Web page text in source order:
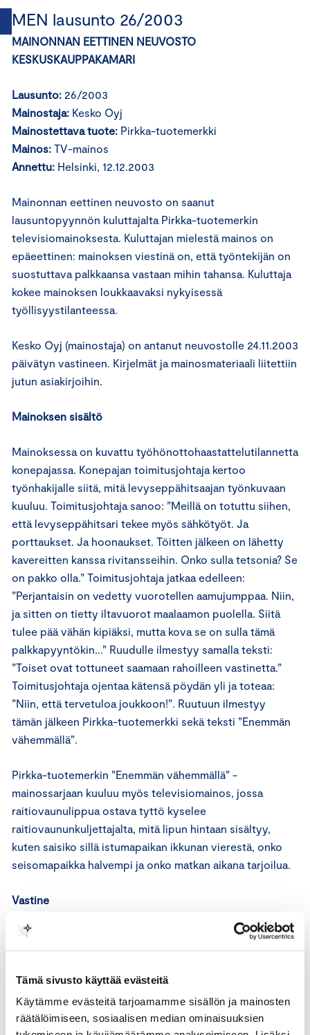
Tämä sivusto käyttää evästeitä
Käytämme evästeitä tarjoamamme sisällön ja mainosten
räätälöimiseen, sosiaalisen median ominaisuuksien
MEN lausunto 26/2003
MAINONNAN EETTINEN NEUVOSTO
KESKUSKAUPPAKAMARI
Lausunto: 26/2003
Mainostaja: Kesko Oyj
Mainostettava tuote: Pirkka-tuotemerkki
Mainos: TV-mainos
Annettu: Helsinki, 12.12.2003
Mainonnan eettinen neuvosto on saanut
lausuntopyynnön kuluttajalta Pirkka-tuotemerkin
televisiomainoksesta. Kuluttajan mielestä mainos on
epäeettinen: mainoksen viestinä on, että työntekijän on
suostuttava palkkaansa vastaan mihin tahansa. Kuluttaja
kokee mainoksen loukkaavaksi nykyisessä
työllisyystilanteessa.
Kesko Oyj (mainostaja) on antanut neuvostolle 24.11.2003
päivätyn vastineen. Kirjelmät ja mainosmateriaali liitettiin
jutun asiakirjoihin.
Mainoksen sisältö
Mainoksessa on kuvattu työhönottohaastattelutilannetta
konepajassa. Konepajan toimitusjohtaja kertoo
työnhakijalle siitä, mitä levyseppähitsaajan työnkuvaan
kuuluu. Toimitusjohtaja sanoo: ”Meillä on totuttu siihen,
että levyseppähitsari tekee myös sähkötyöt. Ja
porttaukset. Ja hoonaukset. Töitten jälkeen on lähetty
kavereitten kanssa rivitansseihin. Onko sulla tetsonia? Se
on pakko olla.” Toimitusjohtaja jatkaa edelleen:
”Perjantaisin on vedetty vuorotellen aamujumppaa. Niin,
ja sitten on tietty iltavuorot maalaamon puolella. Siitä
tulee pää vähän kipiäksi, mutta kova se on sulla tämä
palkkapyyntökin...” Ruudulle ilmestyy samalla teksti:
”Toiset ovat tottuneet saamaan rahoilleen vastinetta.”
Toimitusjohtaja ojentaa kätensä pöydän yli ja toteaa:
”Niin, että tervetuloa joukkoon!”. Ruutuun ilmestyy
tämän jälkeen Pirkka-tuotemerkki sekä teksti ”Enemmän
vähemmällä”.
Pirkka-tuotemerkin ”Enemmän vähemmällä” -
mainossarjaan kuuluu myös televisiomainos, jossa
raitiovaunulippua ostava tyttö kyselee
raitiovaununkuljettajalta, mitä lipun hintaan sisältyy,
kuten saisiko sillä istumapaikan ikkunan vierestä, onko
seisomapaikka halvempi ja onko matkan aikana tarjoilua.
Vastine
Vastineen mukaan mainossarjan konsepti rakentuu
ajatukselle, että jotkut ihmiset ovat tavallista tarkempia
Pirkka-tuotteiden hyvään hinta–laatu -suhteeseen ja
saamaan rahoilleen vastinetta. Pirkka-brandista on
muodostunut heille standardi, johon voi verrata muitakin